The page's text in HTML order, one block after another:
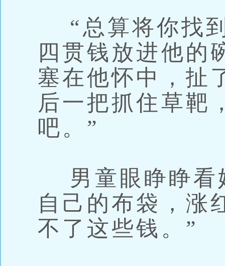
“总算将你找
四贯钱放进他的
塞在他怀中，扯
后一把抓住草靶
吧。”
男童眼睁睁看
自己的布袋，涨
不了这些钱。”